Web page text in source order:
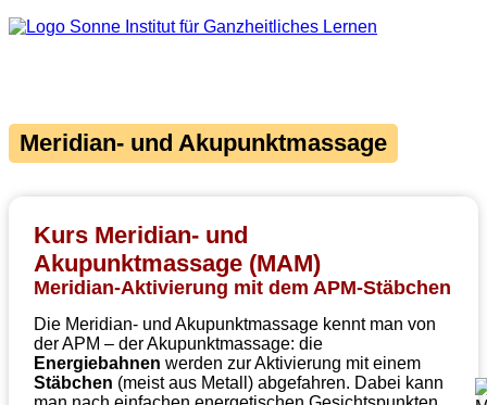
Meridian- und Akupunktmassage
Kurs Meridian- und
Akupunktmassage (MAM)
Meridian-Aktivierung mit dem APM-Stäbchen
Die Meridian- und Akupunktmassage kennt man von
der APM – der Akupunktmassage: die
Energiebahnen werden zur Aktivierung mit einem
Stäbchen (meist aus Metall) abgefahren. Dabei kann